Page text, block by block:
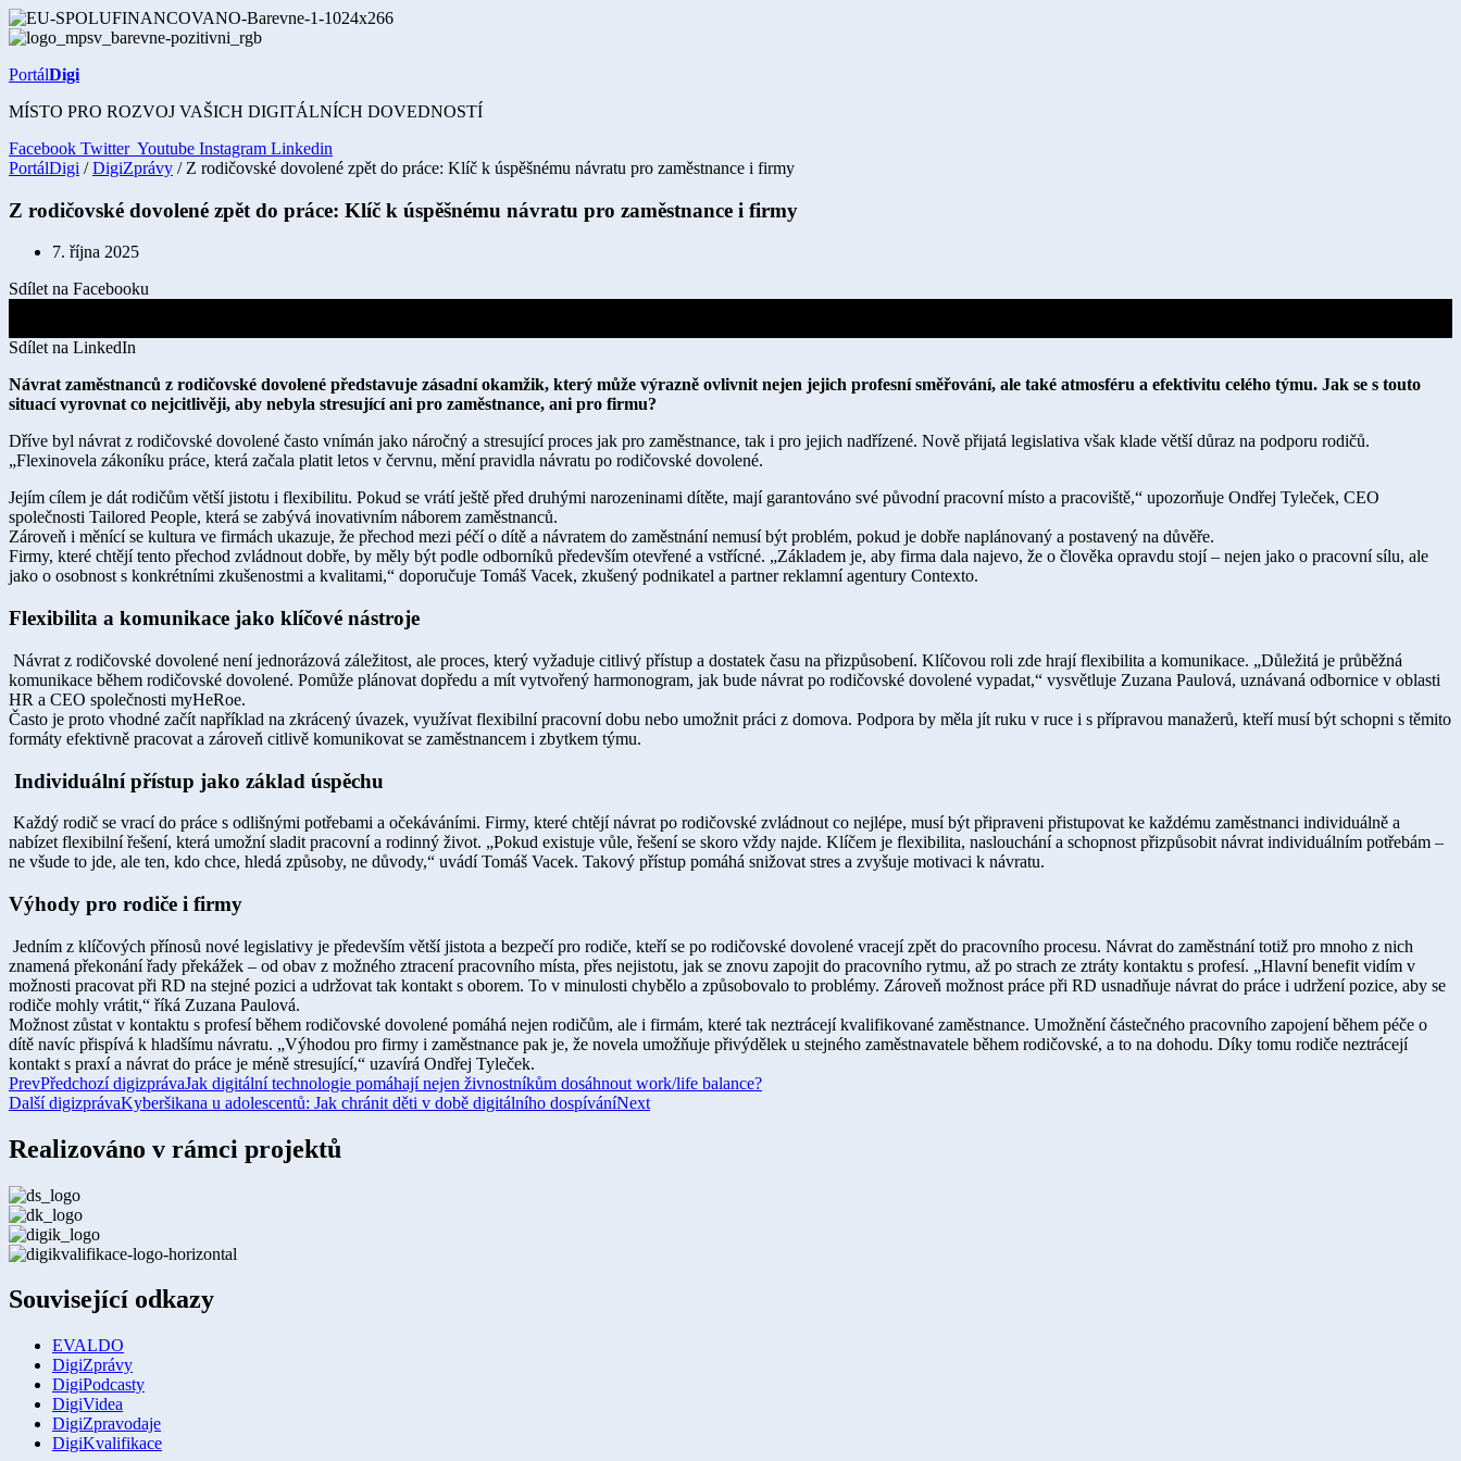
Přejít
k
PortálDigi
MÍSTO PRO ROZVOJ VAŠICH DIGITÁLNÍCH DOVEDNOSTÍ
Facebook Twitter Youtube Instagram Linkedin
PortálDigi /DigiZprávy / Z rodičovské dovolené zpět do práce: Klíč k úspěšnému návratu pro zaměstnance i firmy
Z rodičovské dovolené zpět do práce: Klíč k úspěšnému návratu pro zaměstnance i firmy
7. října 2025
Sdílet na Facebooku
Sdílet na LinkedIn
Návrat zaměstnanců z rodičovské dovolené představuje zásadní okamžik, který může výrazně ovlivnit nejen jejich profesní směřování, ale také atmosféru a efektivitu celého týmu. Jak se s touto
situací vyrovnat co nejcitlivěji, aby nebyla stresující ani pro zaměstnance, ani pro firmu?
Dříve byl návrat z rodičovské dovolené často vnímán jako náročný a stresující proces jak pro zaměstnance, tak i pro jejich nadřízené. Nově přijatá legislativa však klade větší důraz na podporu rodičů.
„Flexinovela zákoníku práce, která začala platit letos v červnu, mění pravidla návratu po rodičovské dovolené.
Jejím cílem je dát rodičům větší jistotu i flexibilitu. Pokud se vrátí ještě před druhými narozeninami dítěte, mají garantováno své původní pracovní místo a pracoviště,“ upozorňuje Ondřej Tyleček, CEO
společnosti Tailored People, která se zabývá inovativním náborem zaměstnanců.
Zároveň i měnící se kultura ve firmách ukazuje, že přechod mezi péčí o dítě a návratem do zaměstnání nemusí být problém, pokud je dobře naplánovaný a postavený na důvěře.
Firmy, které chtějí tento přechod zvládnout dobře, by měly být podle odborníků především otevřené a vstřícné. „Základem je, aby firma dala najevo, že o člověka opravdu stojí – nejen jako o pracovní sílu, ale
jako o osobnost s konkrétními zkušenostmi a kvalitami,“ doporučuje Tomáš Vacek, zkušený podnikatel a partner reklamní agentury Contexto.
Flexibilita a komunikace jako klíčové nástroje
Návrat z rodičovské dovolené není jednorázová záležitost, ale proces, který vyžaduje citlivý přístup a dostatek času na přizpůsobení. Klíčovou roli zde hrají flexibilita a komunikace. „Důležitá je průběžná
komunikace během rodičovské dovolené. Pomůže plánovat dopředu a mít vytvořený harmonogram, jak bude návrat po rodičovské dovolené vypadat,“ vysvětluje Zuzana Paulová, uznávaná odbornice v oblasti
HR a CEO společnosti myHeRoe.
Často je proto vhodné začít například na zkrácený úvazek, využívat flexibilní pracovní dobu nebo umožnit práci z domova. Podpora by měla jít ruku v ruce i s přípravou manažerů, kteří musí být schopni s těmito
formáty efektivně pracovat a zároveň citlivě komunikovat se zaměstnancem i zbytkem týmu.
Individuální přístup jako základ úspěchu
Každý rodič se vrací do práce s odlišnými potřebami a očekáváními. Firmy, které chtějí návrat po rodičovské zvládnout co nejlépe, musí být připraveni přistupovat ke každému zaměstnanci individuálně a
nabízet flexibilní řešení, která umožní sladit pracovní a rodinný život. „Pokud existuje vůle, řešení se skoro vždy najde. Klíčem je flexibilita, naslouchání a schopnost přizpůsobit návrat individuálním potřebám –
ne všude to jde, ale ten, kdo chce, hledá způsoby, ne důvody,“ uvádí Tomáš Vacek. Takový přístup pomáhá snižovat stres a zvyšuje motivaci k návratu.
Výhody pro rodiče i firmy
Jedním z klíčových přínosů nové legislativy je především větší jistota a bezpečí pro rodiče, kteří se po rodičovské dovolené vracejí zpět do pracovního procesu. Návrat do zaměstnání totiž pro mnoho z nich
znamená překonání řady překážek – od obav z možného ztracení pracovního místa, přes nejistotu, jak se znovu zapojit do pracovního rytmu, až po strach ze ztráty kontaktu s profesí. „Hlavní benefit vidím v
možnosti pracovat při RD na stejné pozici a udržovat tak kontakt s oborem. To v minulosti chybělo a způsobovalo to problémy. Zároveň možnost práce při RD usnadňuje návrat do práce i udržení pozice, aby se
rodiče mohly vrátit,“ říká Zuzana Paulová.
Možnost zůstat v kontaktu s profesí během rodičovské dovolené pomáhá nejen rodičům, ale i firmám, které tak neztrácejí kvalifikované zaměstnance. Umožnění částečného pracovního zapojení během péče o
dítě navíc přispívá k hladšímu návratu. „Výhodou pro firmy i zaměstnance pak je, že novela umožňuje přivýdělek u stejného zaměstnavatele během rodičovské, a to na dohodu. Díky tomu rodiče neztrácejí
kontakt s praxí a návrat do práce je méně stresující,“ uzavírá Ondřej Tyleček.
PrevPředchozí digizprávaJak digitální technologie pomáhají nejen živnostníkům dosáhnout work/life balance?
Další digizprávaKyberšikana u adolescentů: Jak chránit děti v době digitálního dospíváníNext
Realizováno v rámci projektů
Související odkazy
EVALDO
DigiZprávy
DigiPodcasty
DigiVidea
DigiZpravodaje
DigiKvalifikace